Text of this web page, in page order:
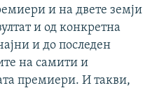
и на двете земји
и од конкретна
и до последен
на самити и
премиери. И такви,